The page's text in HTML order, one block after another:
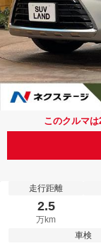
このクルマは
走行距離
2.5
万km
車検